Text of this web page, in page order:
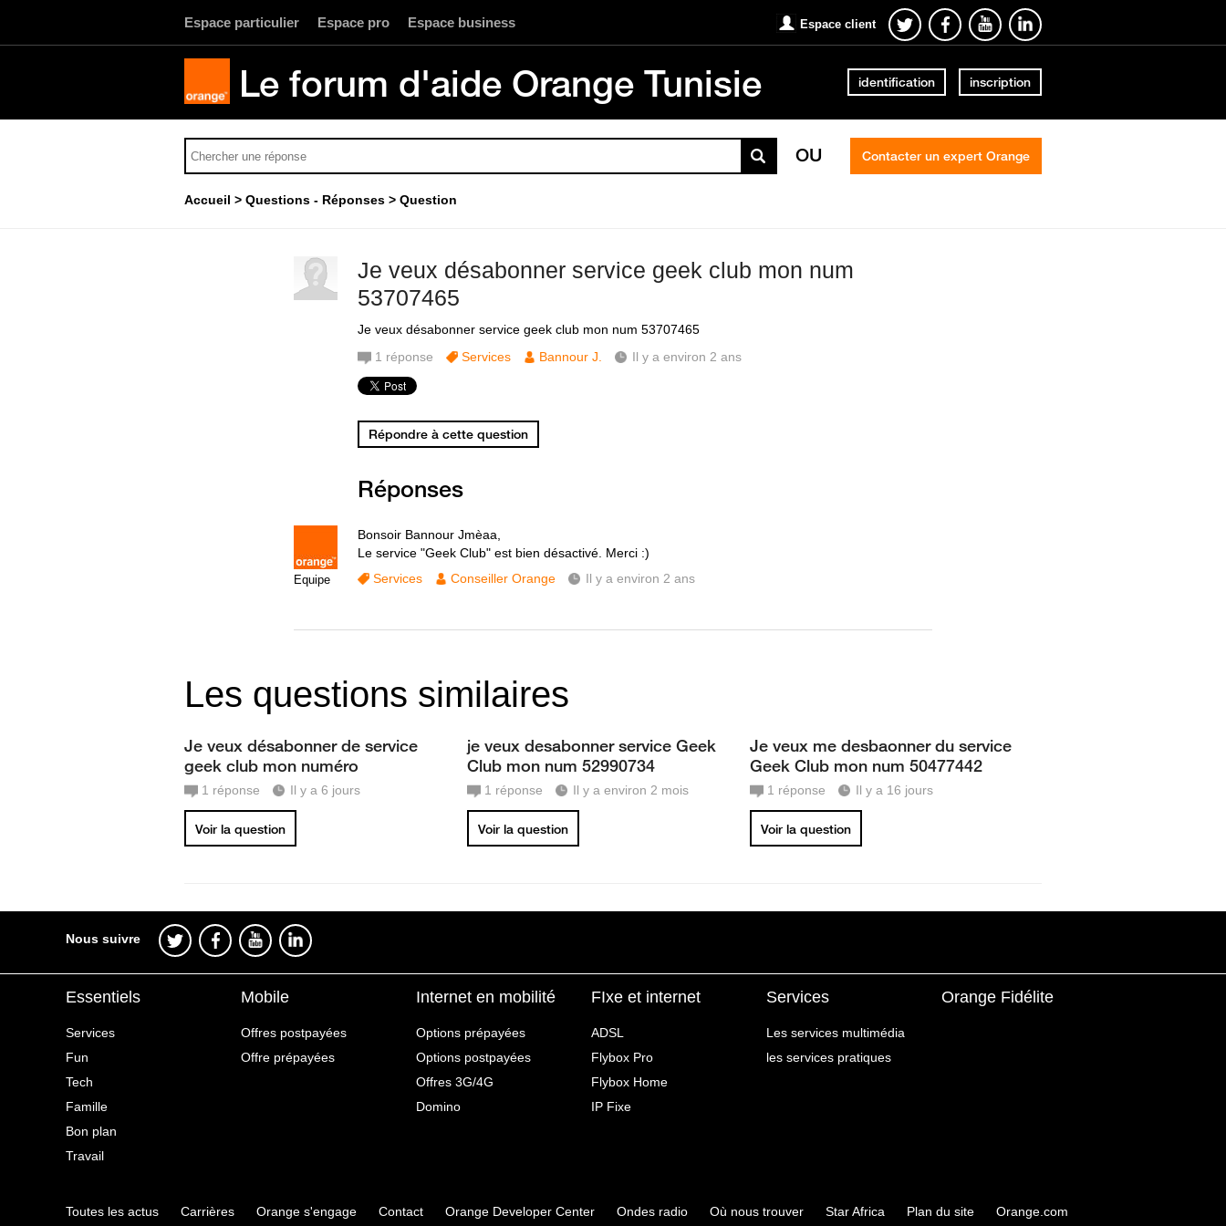
Espace particulier Espace pro Espace business Espace client
Le forum d'aide Orange Tunisie identification inscription
OU Contacter un expert Orange
Accueil Questions - Réponses Question
Je veux désabonner service geek club mon num
53707465
Je veux désabonner service geek club mon num 53707465
1 réponse Services Bannour J. Il y a environ 2 ans
Répondre à cette question
Réponses
Equipe
Bonsoir Bannour Jmèaa,
Le service "Geek Club" est bien désactivé. Merci :)
Services
Conseiller Orange Il y a environ 2 ans
Les questions similaires
Je veux désabonner de service
geek club mon numéro
1 réponse Il y a 6 jours
Voir la question
je veux desabonner service Geek
Club mon num 52990734
1 réponse Il y a environ 2 mois
Voir la question
Je veux me desbaonner du service
Geek Club mon num 50477442
1 réponse Il y a 16 jours
Voir la question
Nous suivre
Essentiels
Services
Fun
Tech
Famille
Bon plan
Travail
Mobile
Offres postpayées
Offre prépayées
Internet en mobilité
Options prépayées
Options postpayées
Offres 3G/4G
Domino
FIxe et internet
ADSL
Flybox Pro
Flybox Home
IP Fixe
Services
Les services multimédia
les services pratiques
Orange Fidélite
Toutes les actus Carrières Orange s'engage Contact Orange Developer Center Ondes radio Où nous trouver Star Africa Plan du site Orange.com